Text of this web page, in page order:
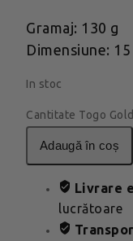
Gramaj: 130 g
Dimensiune:
In stoc
Cantitate Togo Gold
adaugă în coș
Livrare
lucrătoare